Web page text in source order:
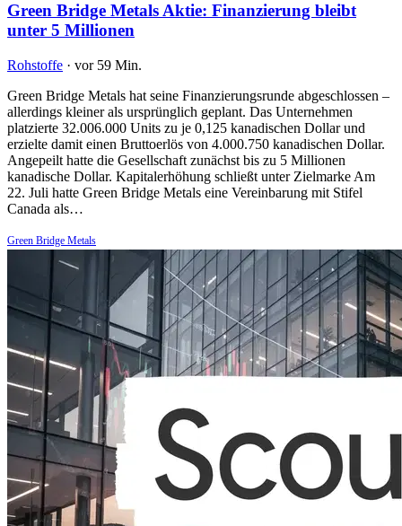
Green Bridge Metals Aktie: Finanzierung bleibt
unter 5 Millionen
Rohstoffe · vor 59 Min.
Green Bridge Metals hat seine Finanzierungsrunde abgeschlossen –
allerdings kleiner als ursprünglich geplant. Das Unternehmen
platzierte 32.006.000 Units zu je 0,125 kanadischen Dollar und
erzielte damit einen Bruttoerlös von 4.000.750 kanadischen Dollar.
Angepeilt hatte die Gesellschaft zunächst bis zu 5 Millionen
kanadische Dollar. Kapitalerhöhung schließt unter Zielmarke Am
22. Juli hatte Green Bridge Metals eine Vereinbarung mit Stifel
Canada als…
Green Bridge Metals